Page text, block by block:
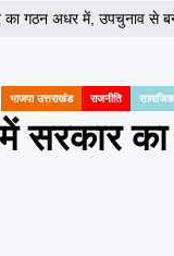
अधर में, उपचुनाव से बनेगा गांव की
भाजपा उत्तराखंड राजनीति सामाजिक
सरकार